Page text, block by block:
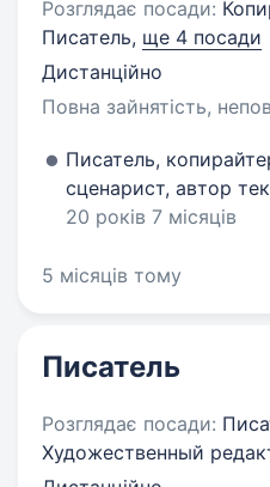
Розглядає посади:
Писатель, ще 4 посади
Дистанційно
Повна зайнятість,
Писатель,
сценарист, автор
20 років 7 місяців
5 місяців тому
Писатель
Розглядає посади:
Художественный